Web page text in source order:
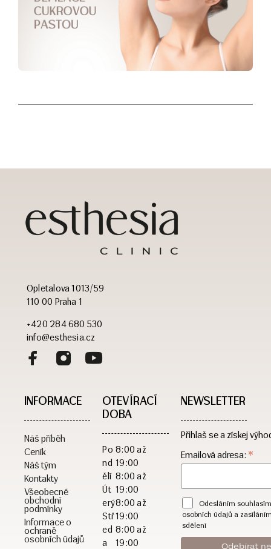
Opletalova 1013/59
110 00 Praha 1
+420 284 680 530
info@esthesia.cz
INFORMACE
Náš příběh
Ceník
Náš tým
Kontakty
Všeobecné
obchodní
podmínky
Informace o
ochraně
osobních údajů
OTEVÍRACÍ
DOBA​
Po
nd
ělí
Út
erý
Stř
ed
a
8:00 až
19:00
8:00 až
19:00
8:00 až
19:00
8:00 až
19:00
NEWSLETTER
Přihlaš se a získej
Emailová adresa: *
Odesláním
osobních údajů a
sdělení